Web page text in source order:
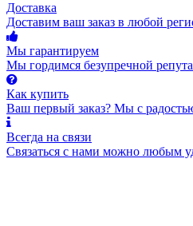
Доставка
Доставим ваш заказ в любой
Мы гарантируем
Мы гордимся безупречной
Как купить
Ваш первый заказ? Мы с
Всегда на связи
Связаться с нами можно любым